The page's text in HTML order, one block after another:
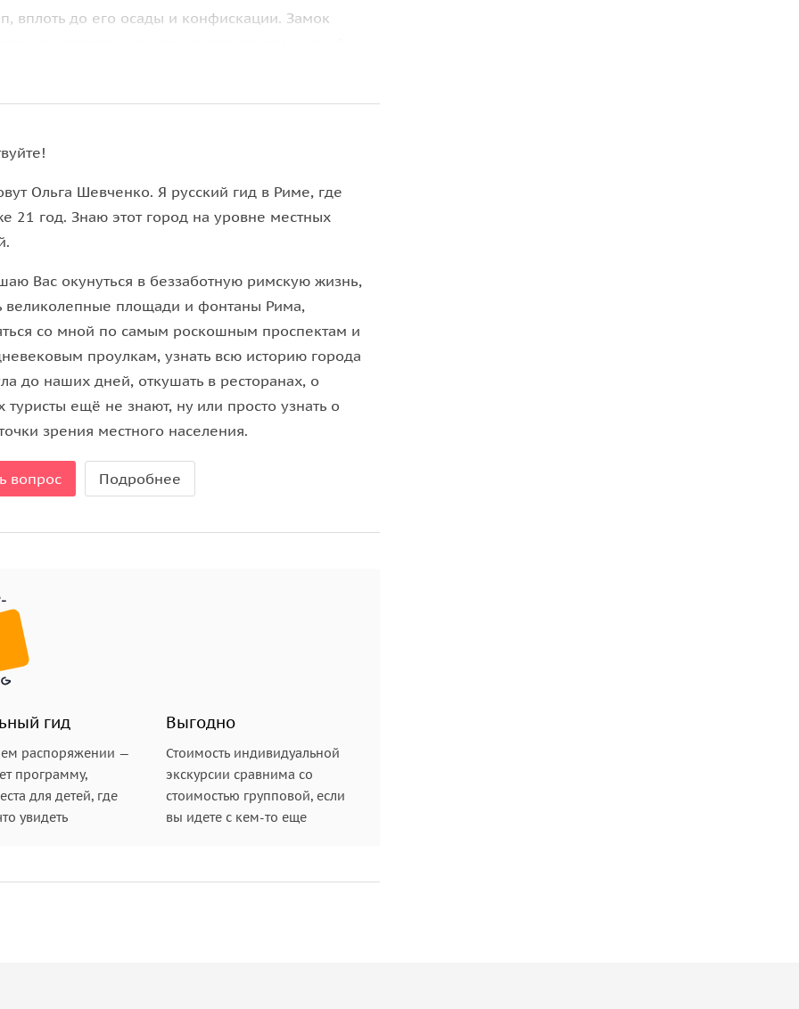
вплоть до его осады и конфискации. Замок
его и снаружи и внутри. Изабеллы
крепость. Сам Чезаре Борджиа пытался
был арестован в Неаполе. Одни женщины и слуги
осады Борджиа увел свое войско, а замок
нашей экскурсии: Паоло Джордано Орсини и
жизни Изабелла умерла, что вызвало лавину
его Одескалки, который купил и коллекцию
объединения Италии Дон Балдуччьо поднял
Виктора Эмануэля 2. Одескалки продолжают
и порядке. Что вызывает большой интерес
резиденциях замка.
и очень живописным озером Брачано. По
и паруса любителей виндсерфинга.
мы пообедаем. По желанию сам хозяин
замка Санта Севера 10 века, которые многие
чудесный пляж, спокойное море и
в стоимость экскурсии.
Ольга Шевченко. Я русский гид в Риме, где
21 год. Знаю этот город на уровне местных
Вас окунуться в беззаботную римскую жизнь,
великолепные площади и фонтаны Рима,
со мной по самым роскошным проспектам и
проулкам, узнать всю историю города
до наших дней, откушать в ресторанах, о
туристы ещё не знают, ну или просто узнать о
зрения местного населения.
вопрос Подробнее
гид
распоряжении —
программу,
для детей, где
увидеть
Выгодно
Стоимость индивидуальной
экскурсии сравнима со
стоимостью групповой, если
вы идете с кем-то еще